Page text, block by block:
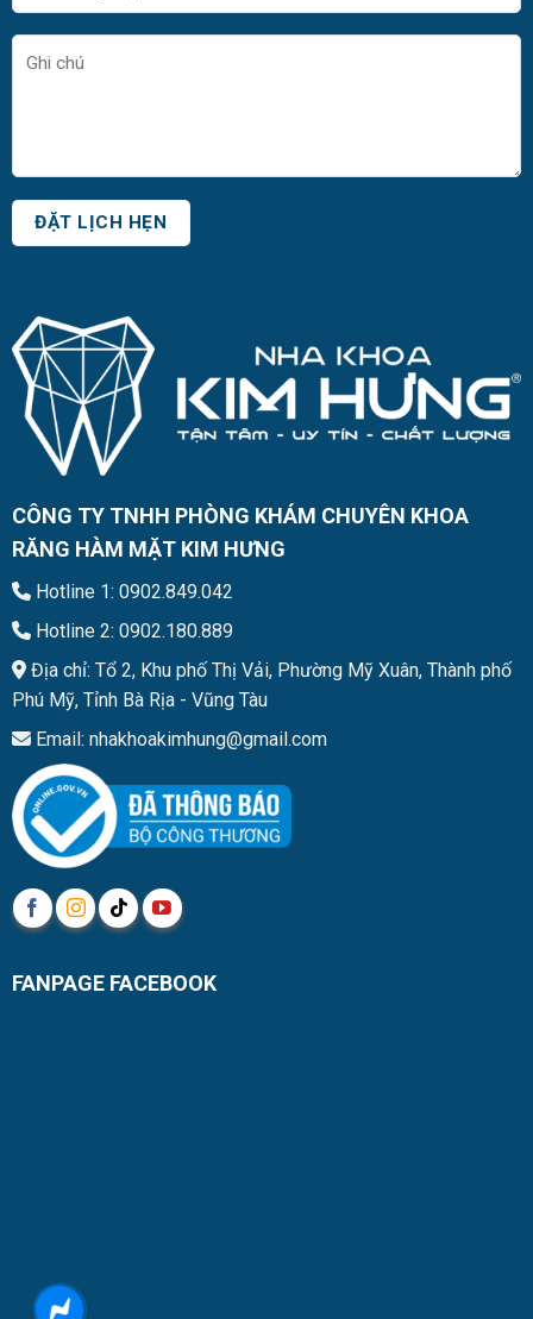
CÔNG TY TNHH PHÒNG KHÁM CHUYÊN KHOA
RĂNG HÀM MẶT KIM HƯNG
Hotline 1: 0902.849.042
Hotline 2: 0902.180.889
Địa chỉ: Tổ 2, Khu phố Thị Vải, Phường Mỹ Xuân, Thành phố
Phú Mỹ, Tỉnh Bà Rịa - Vũng Tàu
Email: nhakhoakimhung@gmail.com
FANPAGE FACEBOOK